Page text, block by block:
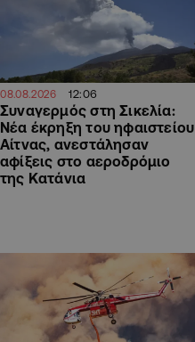
08.08.2026 12:06
Συναγερμός στη Σικελία:
Νέα έκρηξη του ηφαιστείου
Αίτνας, ανεστάλησαν
αφίξεις στο αεροδρόμιο
της Κατάνια